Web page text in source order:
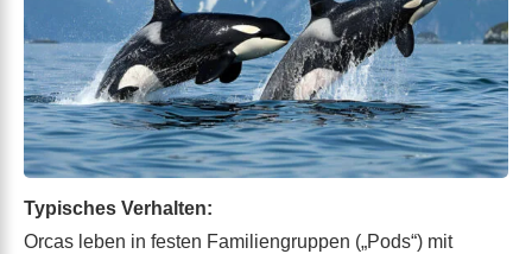
Typisches Verhalten:
Orcas leben in festen Familiengruppen („Pods“) mit